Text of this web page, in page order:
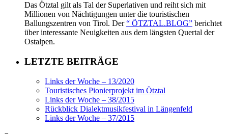
Das Ötztal gilt als Tal der Superlativen und reiht sich mit
Millionen von Nächtigungen unter die touristischen
Ballungszentren von Tirol. Der“ ÖTZTAL.BLOG” berichtet
über interessante Neuigkeiten aus dem längsten Quertal der
Ostalpen.
LETZTE BEITRÄGE
Links der Woche – 13/2020
Touristisches Pionierprojekt im Ötztal
Links der Woche – 38/2015
Rückblick Dialektmusikfestival in Längenfeld
Links der Woche – 37/2015